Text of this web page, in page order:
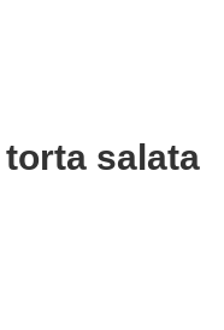
torta salata